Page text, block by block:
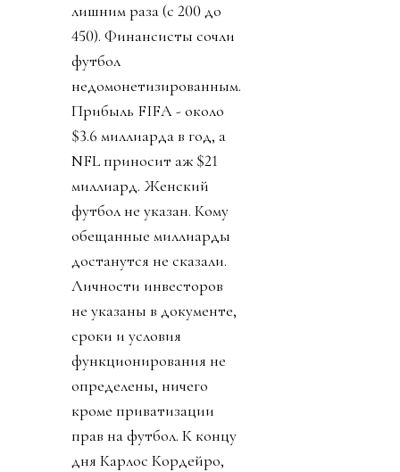
лишним раза (с 200 до
450). Финансисты сочли
футбол
недомонетизированным.
Прибыль FIFA - около
$3.6 миллиарда в год, а
NFL приносит аж $21
миллиард. Женский
футбол не указан. Кому
обещанные миллиарды
достанутся не сказали.
Личности инвесторов
не указаны в документе,
сроки и условия
функционирования не
определены, ничего
кроме приватизации
прав на футбол. К концу
дня Карлос Кордейро,